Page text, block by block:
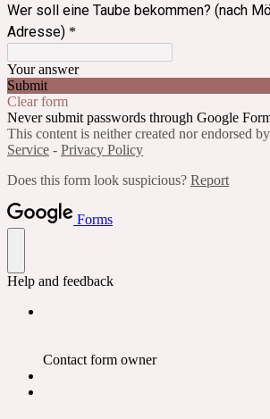
Wer soll eine Taube bekommen? (nach
Adresse) *
Your answer
Submit
Clear form
Never submit passwords through Google
This content is neither created nor endorsed
Service - Privacy Policy
Does this form look suspicious? Report
Forms
Help and feedback
Contact form owner